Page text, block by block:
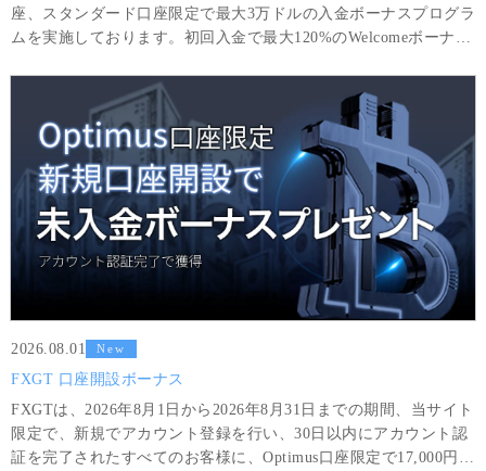
座、スタンダード口座限定で最大3万ドルの入金ボーナスプログラ
ムを実施しております。初回入金で最大120%のWelcomeボーナス
2026.08.01 New
FXGT 口座開設ボーナス
FXGTは、2026年8月1日から2026年8月31日までの期間、当サイト
限定で、新規でアカウント登録を行い、30日以内にアカウント認
証を完了されたすべてのお客様に、Optimus口座限定で17,000円分